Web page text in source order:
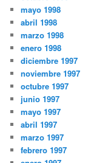
mayo 1998
abril 1998
marzo 1998
enero 1998
diciembre 1997
noviembre 1997
octubre 1997
junio 1997
mayo 1997
abril 1997
marzo 1997
febrero 1997